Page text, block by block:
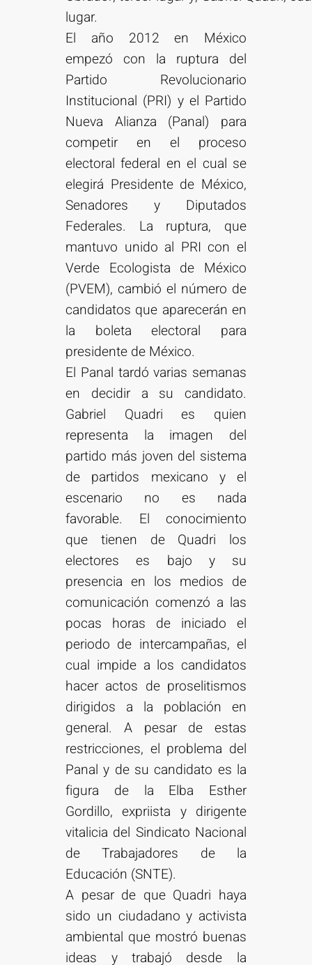
lugar.
El año 2012 en México
empezó con la ruptura del
Partido Revolucionario
Institucional (PRI) y el Partido
Nueva Alianza (Panal) para
competir en el proceso
electoral federal en el cual se
elegirá Presidente de México,
Senadores y Diputados
Federales. La ruptura, que
mantuvo unido al PRI con el
Verde Ecologista de México
(PVEM), cambió el número de
candidatos que aparecerán en
la boleta electoral para
presidente de México.
El Panal tardó varias semanas
en decidir a su candidato.
Gabriel Quadri es quien
representa la imagen del
partido más joven del sistema
de partidos mexicano y el
escenario no es nada
favorable. El conocimiento
que tienen de Quadri los
electores es bajo y su
presencia en los medios de
comunicación comenzó a las
pocas horas de iniciado el
periodo de intercampañas, el
cual impide a los candidatos
hacer actos de proselitismos
dirigidos a la población en
general. A pesar de estas
restricciones, el problema del
Panal y de su candidato es la
figura de la Elba Esther
Gordillo, expriista y dirigente
vitalicia del Sindicato Nacional
de Trabajadores de la
Educación (SNTE).
A pesar de que Quadri haya
sido un ciudadano y activista
ambiental que mostró buenas
ideas y trabajó desde la